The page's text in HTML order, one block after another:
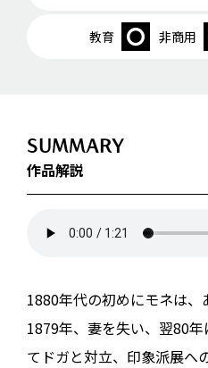
教育 非商用
SUMMARY
作品解説
1880年代の初めにモネは、
1879年、妻を失い、翌80
てドガと対立、印象派展へ